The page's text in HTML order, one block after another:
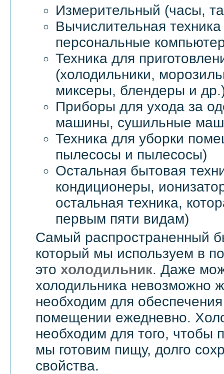
Измерительный (часы,
Вычислительная
персональные
Техника для
(холодильники,
миксеры, блендеры и
Приборы для ухода за
машины, сушильные
Техника для уборки
пылесосы и пылесосы)
Остальная бытовая
кондиционеры,
остальная техника,
первым пяти видам)
Самый распространенный
который мы используем в
это холодильник. Даже
холодильника невозможно
необходим для
помещении ежедневно.
необходим для того, чтобы
мы готовим пищу, долго
свойства.